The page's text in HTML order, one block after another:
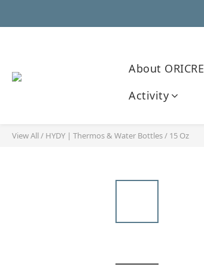
About ORICRE
Activity
View All/ HYDY | Thermos & Water Bottles/ 15 Oz